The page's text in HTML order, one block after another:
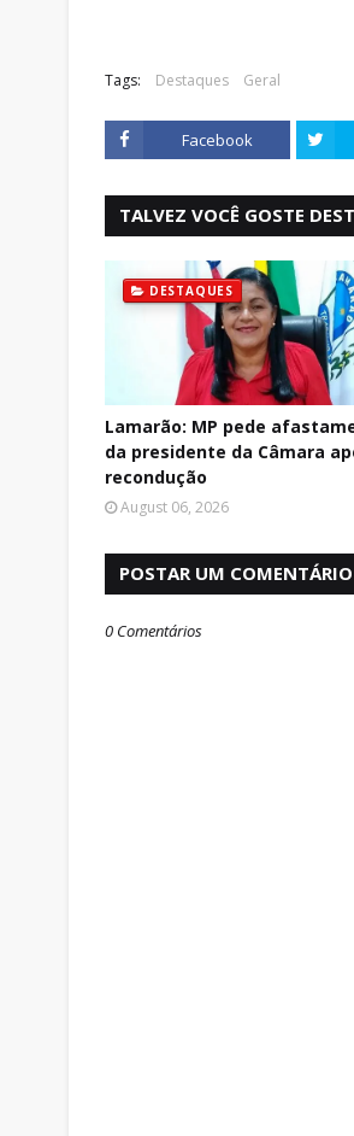
Tags: Destaques Geral
Facebook
TALVEZ VOCÊ GOSTE
DESTAQUES
Lamarão: MP pede
da presidente da Câmara
recondução
August 06, 2026
POSTAR UM COMENTÁRIO
0 Comentários